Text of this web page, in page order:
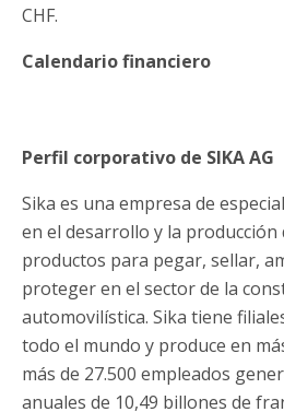
CHF.
Calendario financiero
Perfil corporativo de SIKA AG
Sika es una empresa de
en el desarrollo y la producción
productos para pegar, sellar,
proteger en el sector de la
automovilística. Sika tiene
todo el mundo y produce en
más de 27.500 empleados
anuales de 10,49 billones de